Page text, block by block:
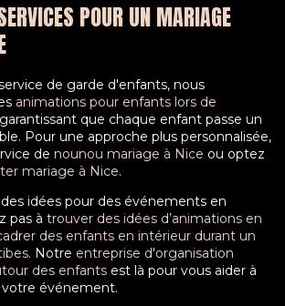
POUR UN MARIAGE
de garde d'enfants, nous
animations pour enfants lors de
que chaque enfant passe un
Pour une approche plus personnalisée,
de nounou mariage à Nice ou optez
mariage à Nice.
idées pour des événements en
pas à trouver des idées d’animations en
des enfants en intérieur durant un
. Notre entreprise d'organisation
des enfants est là pour vous aider à
événement.